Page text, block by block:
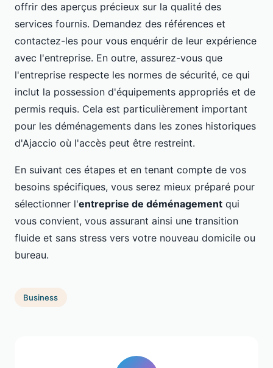
offrir des aperçus précieux sur la qualité des
services fournis. Demandez des références et
contactez-les pour vous enquérir de leur expérience
avec l'entreprise. En outre, assurez-vous que
l'entreprise respecte les normes de sécurité, ce qui
inclut la possession d'équipements appropriés et de
permis requis. Cela est particulièrement important
pour les déménagements dans les zones historiques
d'Ajaccio où l'accès peut être restreint.
En suivant ces étapes et en tenant compte de vos
besoins spécifiques, vous serez mieux préparé pour
sélectionner l'entreprise de déménagement qui
vous convient, vous assurant ainsi une transition
fluide et sans stress vers votre nouveau domicile ou
bureau.
Business